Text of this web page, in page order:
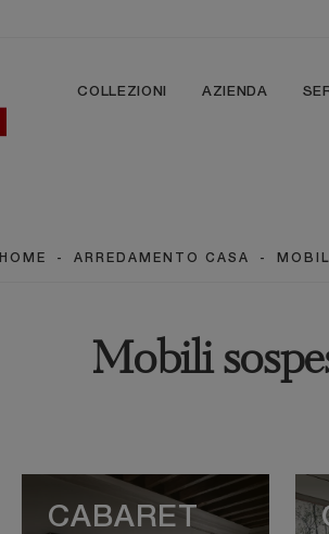
COLLEZIONI AZIENDA
HOME - ARREDAMENTO CASA -
Mobili
CABARET